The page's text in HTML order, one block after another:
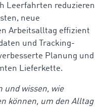
Leerfahrten reduzieren
neue
Arbeitsalltag effizient
und Tracking-
Planung und
Lieferkette.
und wissen, wie
können, um den Alltag